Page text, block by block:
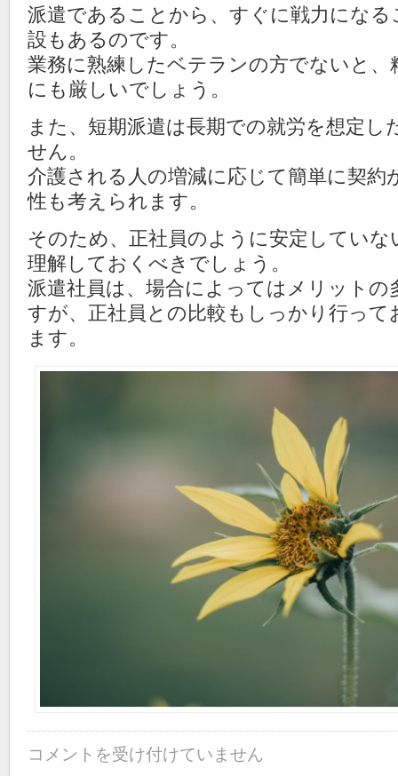
派遣であることから、すぐに戦力にな
設もあるのです。
業務に熟練したベテランの方でないと、
にも厳しいでしょう。
また、短期派遣は長期での就労を想定
せん。
介護される人の増減に応じて簡単に契約
性も考えられます。
そのため、正社員のように安定してい
理解しておくべきでしょう。
派遣社員は、場合によってはメリットの
すが、正社員との比較もしっかり行って
ます。
短
コメントを受け付けていません